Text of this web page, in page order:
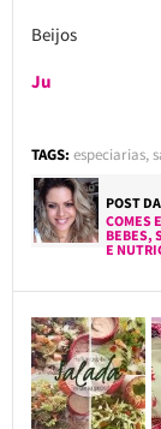
Beijos
Ju
TAGS: especiarias,
POST
COMES E
BEBES,
E